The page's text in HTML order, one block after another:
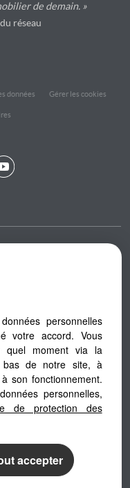
de demain. »
réseau
données Gérer les cookies
site s’adapte automatiquement
d'écrans
immobilier
immobilier
personnelles
votre accord. Vous
quel moment via la
bas de notre site, à
son fonctionnement.
personnelles,
de protection des
accepter